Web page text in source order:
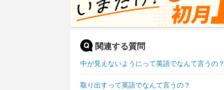
関連する質問
中が見えないようにって英語でなんて言うの？
取り出すって英語でなんて言うの？